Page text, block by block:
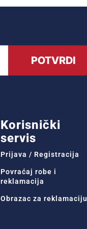
POTVRDI
Korisnički
servis
Prijava / Registracija
Povraćaj robe i
reklamacija
Obrazac za reklamaciju